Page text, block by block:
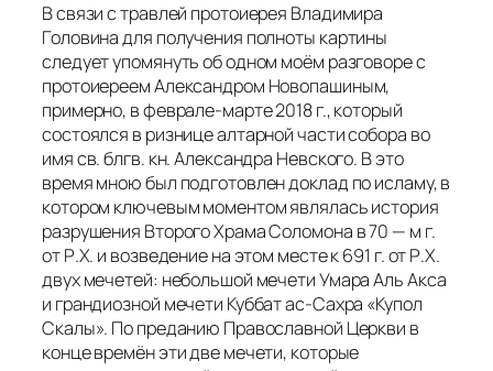
В связи с травлей протоиерея Владимира
Головина для получения полноты картины
следует упомянуть об одном моём разговоре с
протоиереем Александром Новопашиным,
примерно, в феврале-марте 2018 г., который
состоялся в ризнице алтарной части собора во
имя св. блгв. кн. Александра Невского. В это
время мною был подготовлен доклад по исламу, в
котором ключевым моментом являлась история
разрушения Второго Храма Соломона в 70 — м г.
от Р.Х. и возведение на этом месте к 691 г. от Р.Х.
двух мечетей: небольшой мечети Умара Аль Акса
и грандиозной мечети Куббат ас-Сахра «Купол
Скалы». По преданию Православной Церкви в
конце времён эти две мечети, которые